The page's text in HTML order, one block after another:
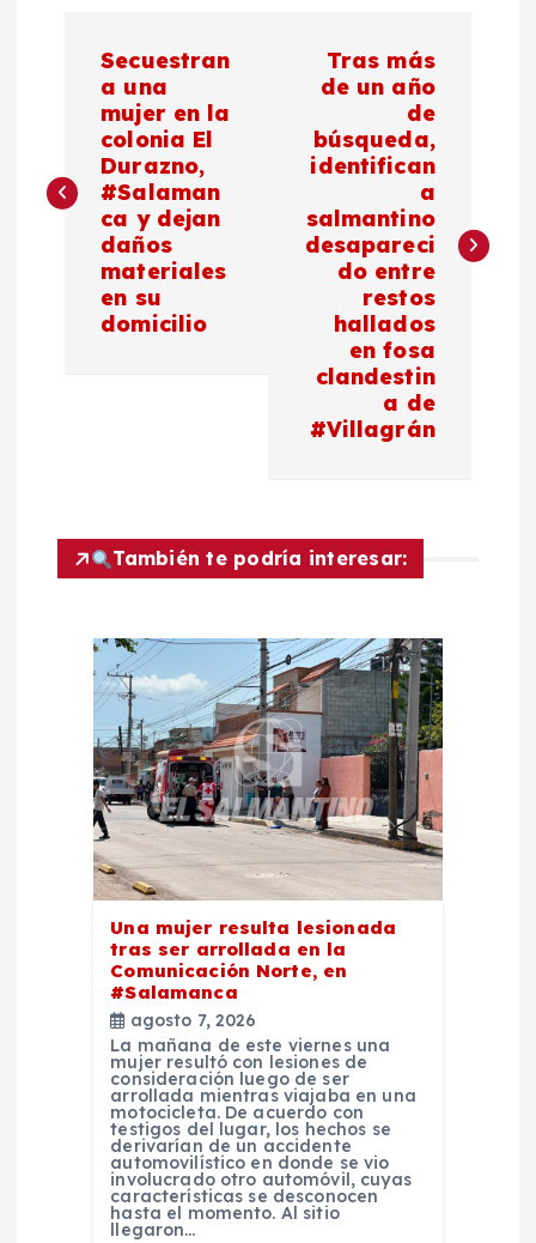
e
n
Secuestran
a una
mujer en la
colonia El
Durazno,
#Salaman
ca y dejan
daños
materiales
en su
domicilio
Tras más
de un año
de
búsqueda,
identifican
a
salmantino
desapareci
do entre
restos
hallados
en fosa
clandestin
a de
#Villagrán
También te podría interesar:
Una mujer resulta lesionada
tras ser arrollada en la
Comunicación Norte, en
#Salamanca
agosto 7, 2026
La mañana de este viernes una
mujer resultó con lesiones de
consideración luego de ser
arrollada mientras viajaba en una
motocicleta. De acuerdo con
testigos del lugar, los hechos se
derivarían de un accidente
automovilístico en donde se vio
involucrado otro automóvil, cuyas
características se desconocen
hasta el momento. Al sitio
llegaron…